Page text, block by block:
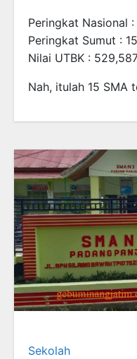
Peringkat Nasional
Peringkat Sumut : 15
Nilai UTBK :
Nah, itulah 15 SMA
Sekolah